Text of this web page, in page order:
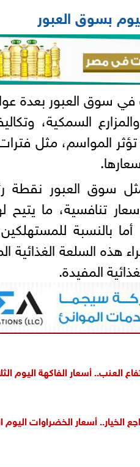
بسوق العبور
في سوق العبور بعدة
السمكية،
المواسم، مثل
يمثل سوق العبور
تنافسية، ما
أما بالنسبة
هذه السلعة الغذائية
المفيدة.
العنب.. أسعار الفاكهة اليوم
الخيار.. أسعار الخضراوات اليوم